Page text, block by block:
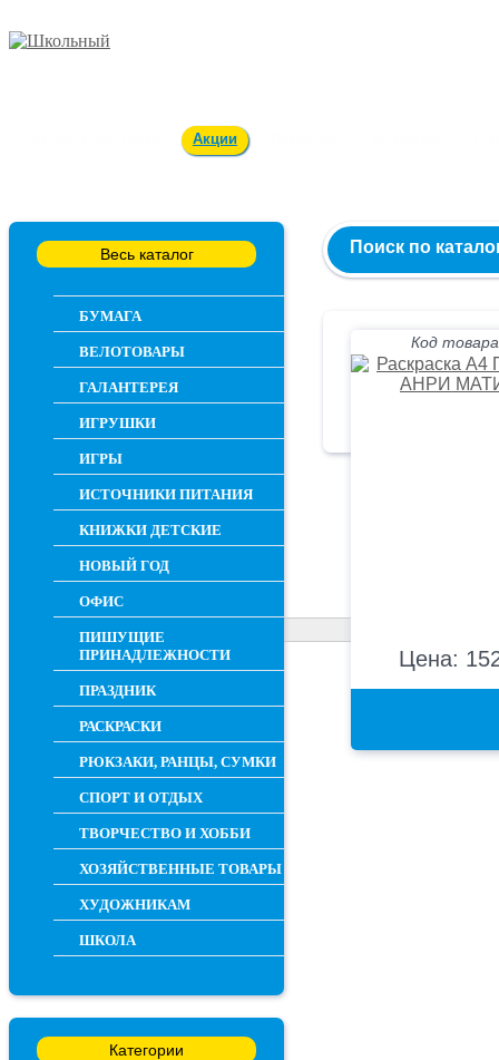
Акции
Весь каталог
БУМАГА
ВЕЛОТОВАРЫ
ГАЛАНТЕРЕЯ
ИГРУШКИ
ИГРЫ
ИСТОЧНИКИ ПИТАНИЯ
КНИЖКИ ДЕТСКИЕ
НОВЫЙ ГОД
ОФИС
ПИШУЩИЕ
ПРИНАДЛЕЖНОСТИ
ПРАЗДНИК
РАСКРАСКИ
РЮКЗАКИ, РАНЦЫ, СУМКИ
СПОРТ И ОТДЫХ
ТВОРЧЕСТВО И ХОББИ
ХОЗЯЙСТВЕННЫЕ ТОВАРЫ
ХУДОЖНИКАМ
ШКОЛА
Категории
Поиск по
Код
Цена: